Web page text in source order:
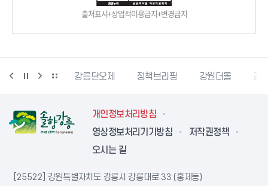
출처표시+상업적이용금지+변경금지
강릉생태관광 강릉단오제 정책브리핑 강원더몰 강
개인정보처리방침
영상정보처리기기방침
저작권정책
오시는 길
[25522] 강원특별자치도 강릉시 강릉대로 33 (홍제동)